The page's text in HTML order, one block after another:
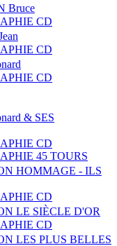
Bruce
CD
CD
CD
& SES
CD
45 TOURS
HOMMAGE - ILS
CD
LE SIÈCLE D'OR
CD
LES PLUS BELLES